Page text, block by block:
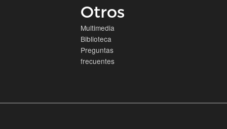
Otros
Multimedia
Biblioteca
Preguntas
frecuentes